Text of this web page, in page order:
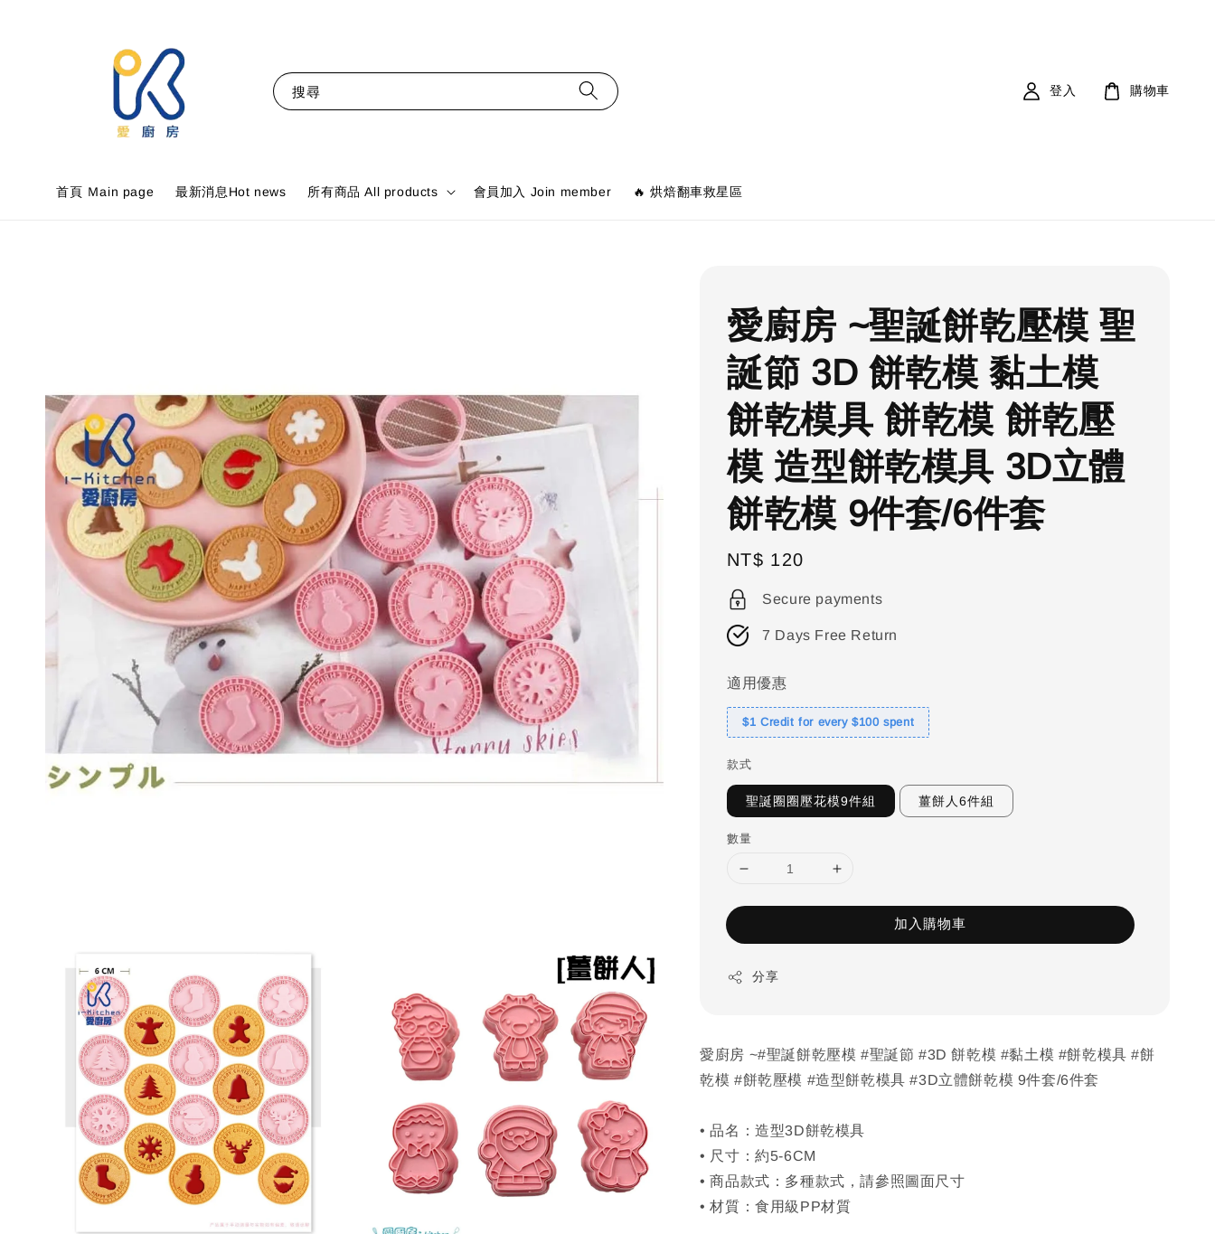
搜尋
首頁 Ｍain page 最新消息Hot news 所有商品 All products 會員加入 Join member 🔥 烘焙翻車救星區
登入 購物車
愛廚房 ~聖誕餅乾壓模 聖
誕節 3D 餅乾模 黏土模
餅乾模具 餅乾模 餅乾壓
模 造型餅乾模具 3D立體
餅乾模 9件套/6件套
Regular
price
NT$ 120
Secure payments
7 Days Free Return
適用優惠
$1 Credit for every $100 spent
款式
聖誕圈圈壓花模9件組 薑餅人6件組
數量
加入購物車
分享
愛廚房 ~#聖誕餅乾壓模 #聖誕節 #3D 餅乾模 #黏土模 #餅乾模具 #餅
乾模 #餅乾壓模 #造型餅乾模具 #3D立體餅乾模 9件套/6件套
• 品名：造型3D餅乾模具
• 尺寸：約5-6CM
• 商品款式：多種款式，請參照圖面尺寸
• 材質：食用級PP材質